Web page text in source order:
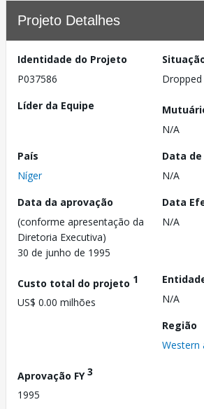
Projeto Detalhes
Identidade do Projeto
P037586
Dropped
Líder da Equipe
N/A
País
Níger
Data
N/A
Data da aprovação
(conforme apresentação da
Diretoria Executiva)
30 de junho de 1995
Data
N/A
Custo total do projeto 1
US$ 0.00 milhões
N/A
Região
Western
Aprovação FY3
1995